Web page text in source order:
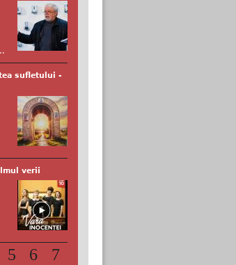
sufletului -
verii
5 6
7